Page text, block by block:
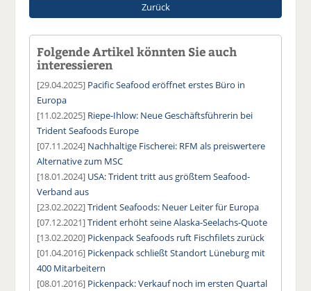
Zurück
Folgende Artikel könnten Sie auch
interessieren
[29.04.2025] Pacific Seafood eröffnet erstes Büro in
Europa
[11.02.2025] Riepe-Ihlow: Neue Geschäftsführerin bei
Trident Seafoods Europe
[07.11.2024] Nachhaltige Fischerei: RFM als preiswertere
Alternative zum MSC
[18.01.2024] USA: Trident tritt aus größtem Seafood-
Verband aus
[23.02.2022]Trident Seafoods: Neuer Leiter für Europa
[07.12.2021]Trident erhöht seine Alaska-Seelachs-Quote
[13.02.2020] Pickenpack Seafoods ruft Fischfilets zurück
[01.04.2016] Pickenpack schließt Standort Lüneburg mit
400 Mitarbeitern
[08.01.2016] Pickenpack: Verkauf noch im ersten Quartal